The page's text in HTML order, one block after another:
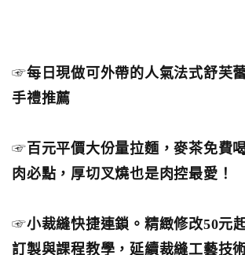
☞每日現做可外帶的人氣法式舒芙
手禮推薦
☞ 百元平價大份量拉麵，麥茶免費
肉必點，厚切叉燒也是肉控最愛！
☞小裁縫快捷連鎖。精緻修改50元
訂製與課程教學，延續裁縫工藝技